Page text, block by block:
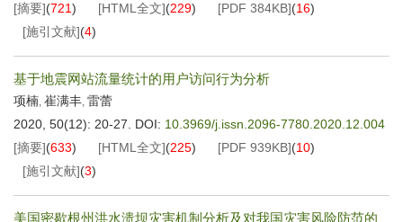
[摘要](721) [HTML全文](229) [PDF 384KB](16)
[施引文献](4)
基于地震网站流量统计的用户访问行为分析
项楠, 崔满丰, 雷蕾
2020, 50(12): 20-27.
DOI: 10.3969/j.issn.2096-7780.2020.12.004
[摘要](633) [HTML全文](225) [PDF 939KB](10)
[施引文献](3)
美国密歇根州洪水溃坝灾害机制分析及对我国灾害风险防范的